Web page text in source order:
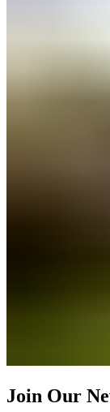
Join Our